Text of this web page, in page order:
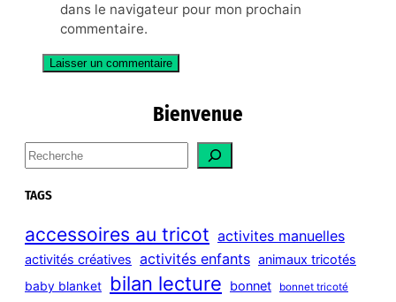
dans le navigateur pour mon prochain
commentaire.
Bienvenue
S
e
a
c
h
TAGS
accessoires au tricot activites manuelles
activités créatives activités enfants animaux tricotés
baby blanket bilan lecture bonnet bonnet tricoté